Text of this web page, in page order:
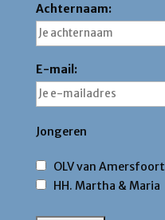
Achternaam:
E-mail:
Jongeren
OLV van Amersfoort
HH. Martha & Maria